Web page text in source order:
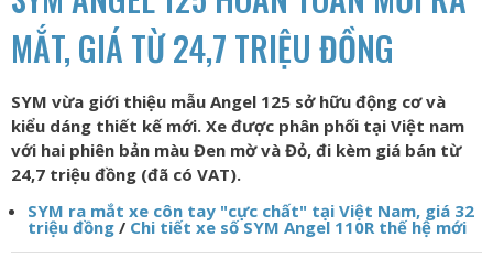
MẮT, GIÁ TỪ 24,7 TRIỆU ĐỒNG
SYM vừa giới thiệu mẫu Angel 125 sở hữu động cơ và
kiểu dáng thiết kế mới. Xe được phân phối tại Việt nam
với hai phiên bản màu Đen mờ và Đỏ, đi kèm giá bán từ
24,7 triệu đồng (đã có VAT).
SYM ra mắt xe côn tay "cực chất" tại Việt Nam, giá 32
triệu đồng / Chi tiết xe số SYM Angel 110R thế hệ mới